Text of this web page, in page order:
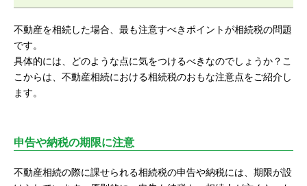
不動産を相続した場合、最も注意すべきポイントが相続税の問題
です。
具体的には、どのような点に気をつけるべきなのでしょうか？こ
こからは、不動産相続における相続税のおもな注意点をご紹介し
ます。
申告や納税の期限に注意
不動産相続の際に課せられる相続税の申告や納税には、期限が設